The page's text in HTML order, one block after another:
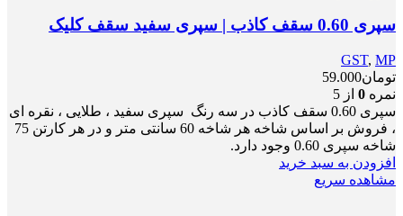
سپری 0.60 سقف کاذب | سپری سفید سقف کلیک
GST, MP
تومان59.000
نمره 0 از 5
سپری 0.60 سقف کاذب در سه رنگ سپری سفید ، طلایی ، نقره ای
، فروش بر اساس شاخه هر شاخه 60 سانتی متر و در هر کارتن 75
شاخه سپری 0.60 وجود دارد.
افزودن به سبد خرید
مشاهده سریع